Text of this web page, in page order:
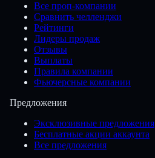
Все проп-компании
Сравнить челленджи
Рейтинги
Лидеры продаж
Отзывы
Выплаты
Правила компании
Фьючерсные компании
Предложения
Эксклюзивные предложения
Бесплатные акции аккаунта
Все предложения